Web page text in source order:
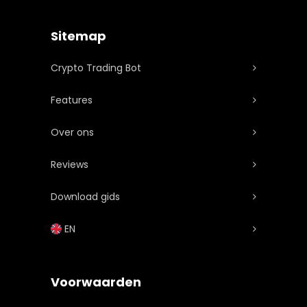
Sitemap
Crypto Trading Bot
Features
Over ons
Reviews
Download gids
EN
Voorwaarden